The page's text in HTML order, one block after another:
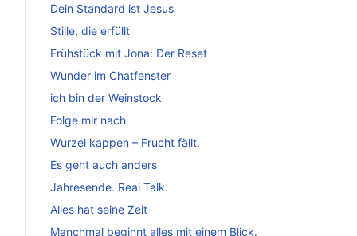
Dein Standard ist Jesus
Stille, die erfüllt
Frühstück mit Jona: Der Reset
Wunder im Chatfenster
ich bin der Weinstock
Folge mir nach
Wurzel kappen – Frucht fällt.
Es geht auch anders
Jahresende. Real Talk.
Alles hat seine Zeit
Manchmal beginnt alles mit einem Blick.